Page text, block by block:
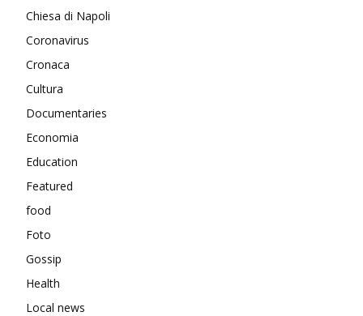
Chiesa di Napoli
Coronavirus
Cronaca
Cultura
Documentaries
Economia
Education
Featured
food
Foto
Gossip
Health
Local news